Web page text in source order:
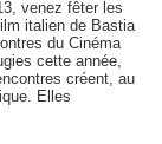
venez fêter les
italien de Bastia
du Cinéma
cette année,
créent, au
Elles